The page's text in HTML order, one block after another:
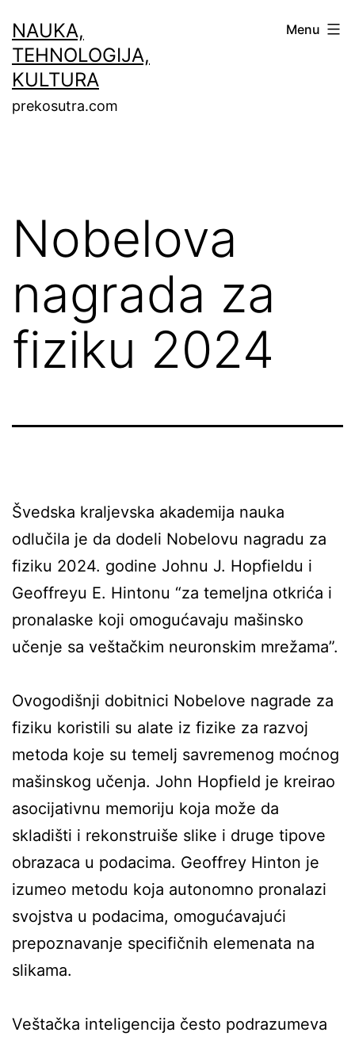
to
content
NAUKA,
TEHNOLOGIJA,
KULTURA
prekosutra.com
Menu
Nobelova
nagrada za
fiziku 2024
Švedska kraljevska akademija nauka
odlučila je da dodeli Nobelovu nagradu za
fiziku 2024. godine Johnu J. Hopfieldu i
Geoffreyu E. Hintonu “za temeljna otkrića i
pronalaske koji omogućavaju mašinsko
učenje sa veštačkim neuronskim mrežama”.
Ovogodišnji dobitnici Nobelove nagrade za
fiziku koristili su alate iz fizike za razvoj
metoda koje su temelj savremenog moćnog
mašinskog učenja. John Hopfield je kreirao
asocijativnu memoriju koja može da
skladišti i rekonstruiše slike i druge tipove
obrazaca u podacima. Geoffrey Hinton je
izumeo metodu koja autonomno pronalazi
svojstva u podacima, omogućavajući
prepoznavanje specifičnih elemenata na
slikama.
Veštačka inteligencija često podrazumeva